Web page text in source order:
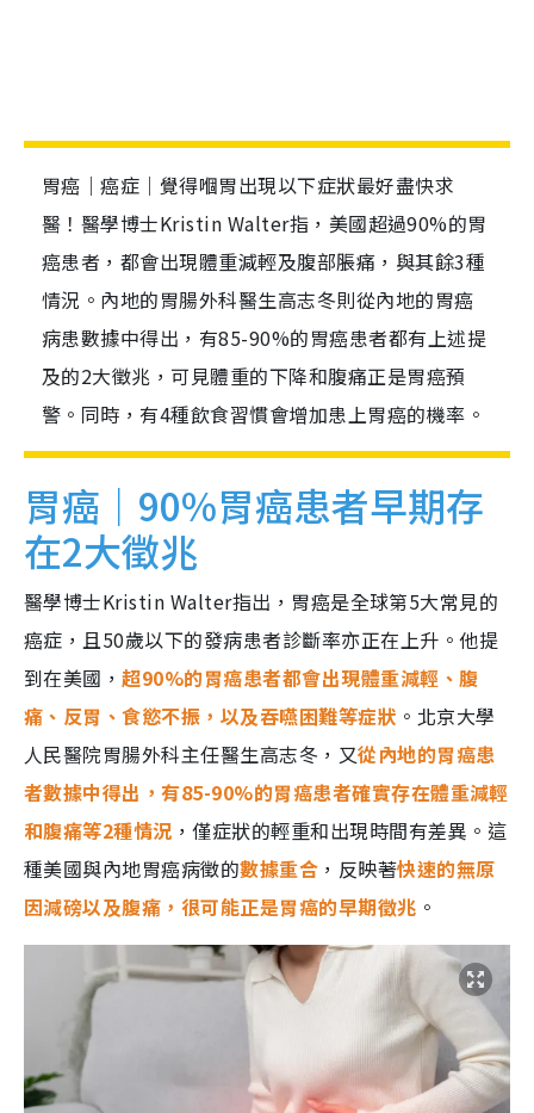
胃癌｜癌症｜覺得嗰胃出現以下症狀最好盡快求
醫！醫學博士Kristin Walter指，美國超過90%的胃
癌患者，都會出現體重減輕及腹部脹痛，與其餘3種
情況。內地的胃腸外科醫生高志冬則從內地的胃癌
病患數據中得出，有85-90%的胃癌患者都有上述提
及的2大徵兆，可見體重的下降和腹痛正是胃癌預
警。同時，有4種飲食習慣會增加患上胃癌的機率。
胃癌｜90%胃癌患者早期存
在2大徵兆
醫學博士Kristin Walter指出，胃癌是全球第5大常見的
癌症，且50歲以下的發病患者診斷率亦正在上升。他提
到在美國，超90%的胃癌患者都會出現體重減輕、腹
痛、反胃、食慾不振，以及吞嚥困難等症狀 。北京大學
人民醫院胃腸外科主任醫生高志冬，又從內地的胃癌患
者數據中得出，有85-90%的胃癌患者確實存在體重減輕
和腹痛等2種情況 ，僅症狀的輕重和出現時間有差異。這
種美國與內地胃癌病徵的數據重合 ，反映著快速的無原
因減磅以及腹痛，很可能正是胃癌的早期徵兆 。